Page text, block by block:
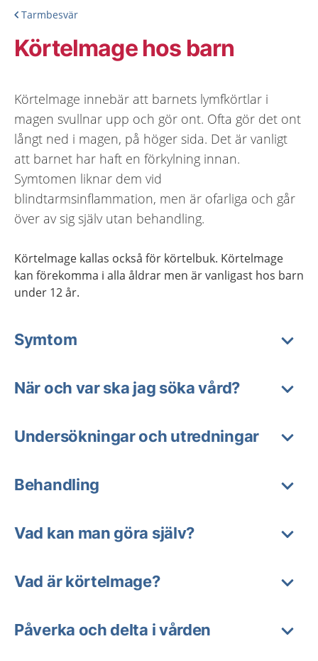
Tarmbesvär
Körtelmage hos barn
Körtelmage innebär att barnets lymfkörtlar i
magen svullnar upp och gör ont. Ofta gör det ont
långt ned i magen, på höger sida. Det är vanligt
att barnet har haft en förkylning innan.
Symtomen liknar dem vid
blindtarmsinflammation, men är ofarliga och går
över av sig själv utan behandling.
Körtelmage kallas också för körtelbuk. Körtelmage
kan förekomma i alla åldrar men är vanligast hos barn
under 12 år.
Symtom
När och var ska jag söka vård?
Undersökningar och utredningar
Behandling
Vad kan man göra själv?
Vad är körtelmage?
Påverka och delta i vården